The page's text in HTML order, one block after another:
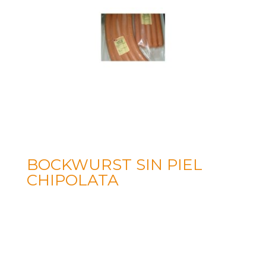
BOCKWURST SIN PIEL
CHIPOLATA